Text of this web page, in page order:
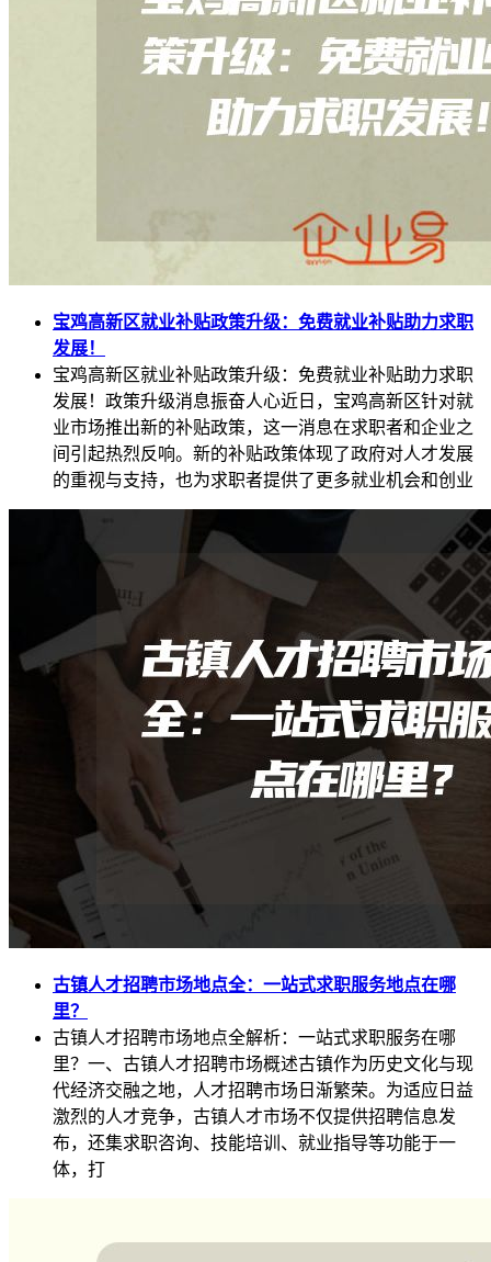
宝鸡高新区就业补贴政策升级：免费就业补贴助力求职
发展！
宝鸡高新区就业补贴政策升级：免费就业补贴助力求职
发展！政策升级消息振奋人心近日，宝鸡高新区针对就
业市场推出新的补贴政策，这一消息在求职者和企业之
间引起热烈反响。新的补贴政策体现了政府对人才发展
的重视与支持，也为求职者提供了更多就业机会和创业
古镇人才招聘市场地点全：一站式求职服务地点在哪
里？
古镇人才招聘市场地点全解析：一站式求职服务在哪
里？一、古镇人才招聘市场概述古镇作为历史文化与现
代经济交融之地，人才招聘市场日渐繁荣。为适应日益
激烈的人才竞争，古镇人才市场不仅提供招聘信息发
布，还集求职咨询、技能培训、就业指导等功能于一
体，打